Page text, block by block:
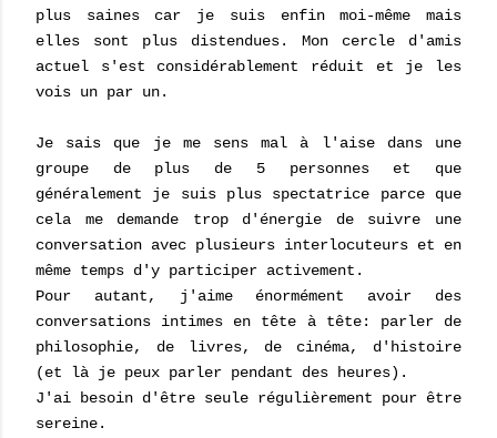
plus saines car je suis enfin moi-même mais
elles sont plus distendues. Mon cercle d'amis
actuel s'est considérablement réduit et je les
vois un par un.
Je sais que je me sens mal à l'aise dans une
groupe de plus de 5 personnes et que
généralement je suis plus spectatrice parce que
cela me demande trop d'énergie de suivre une
conversation avec plusieurs interlocuteurs et en
même temps d'y participer activement.
Pour autant, j'aime énormément avoir des
conversations intimes en tête à tête: parler de
philosophie, de livres, de cinéma, d'histoire
(et là je peux parler pendant des heures).
J'ai besoin d'être seule régulièrement pour être
sereine.